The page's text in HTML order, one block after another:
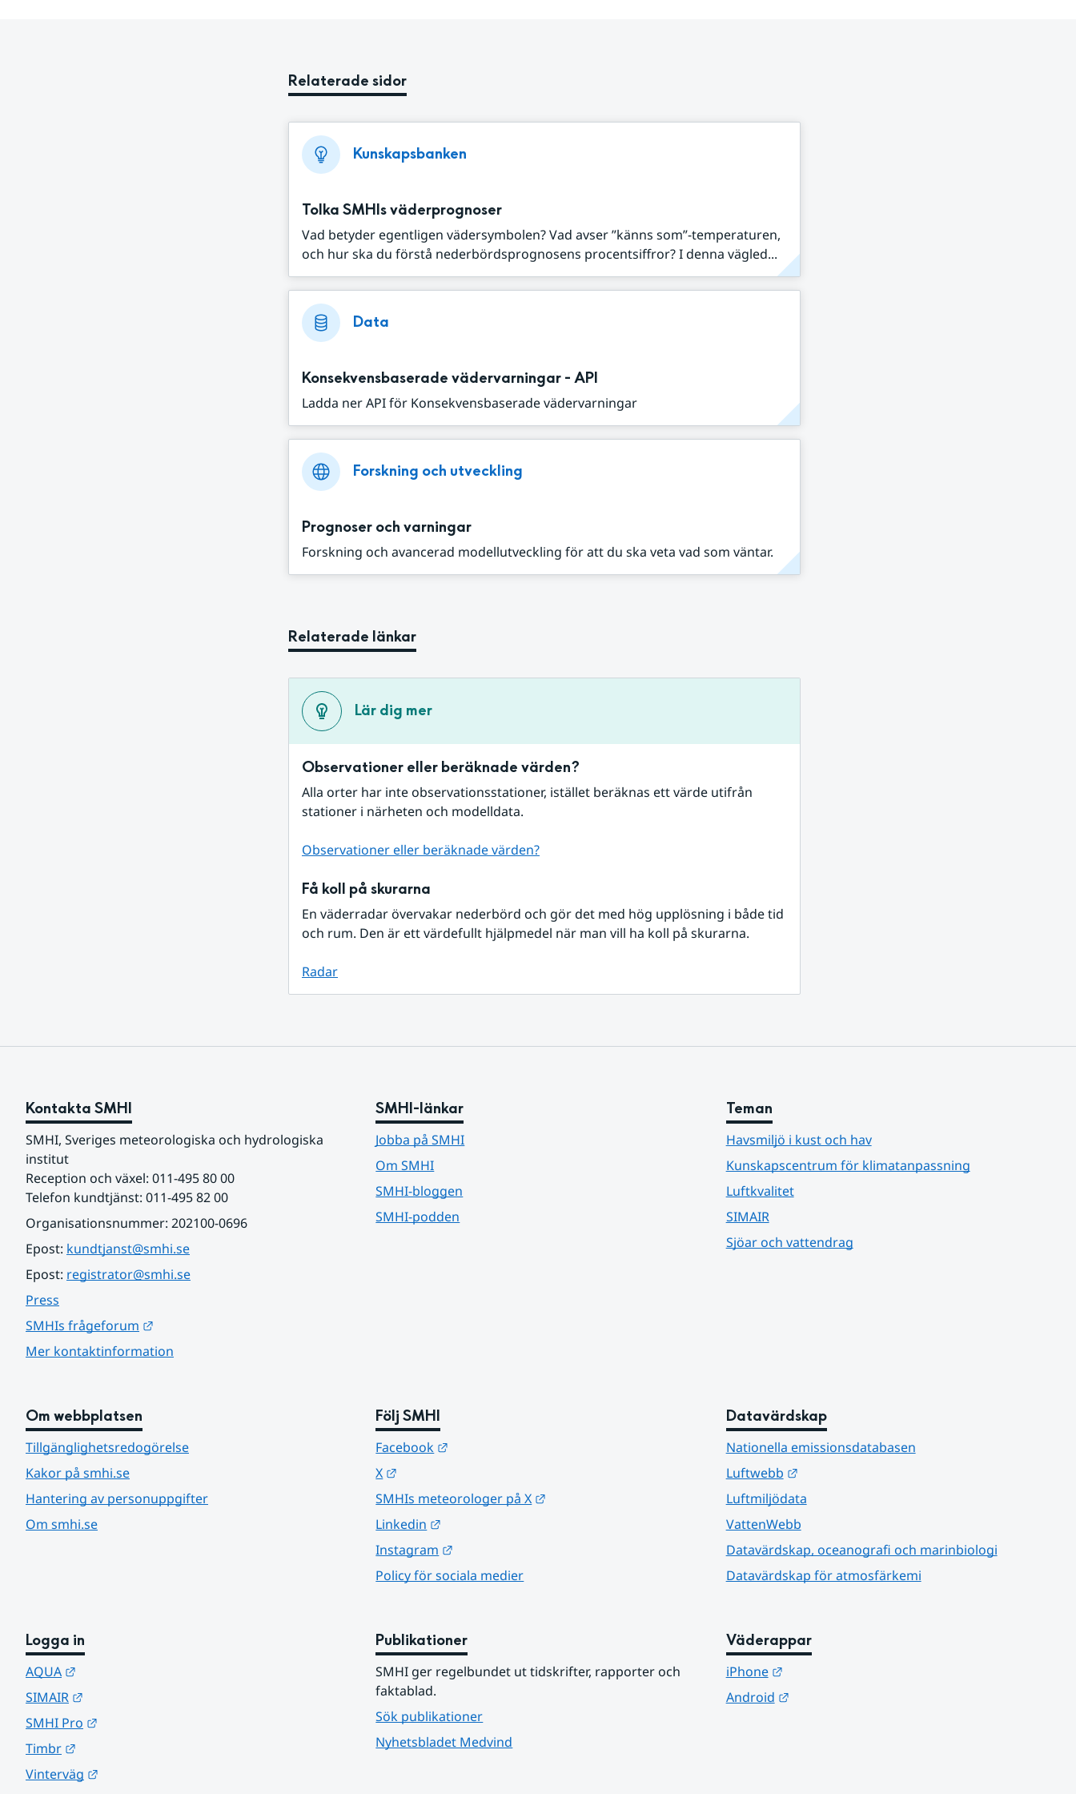
Relaterade sidor
Kunskapsbanken
Tolka SMHIs väderprognoser
Vad betyder egentligen vädersymbolen? Vad avser ”känns som”-temperaturen,
och hur ska du förstå nederbördsprognosens procentsiffror? I denna vägled...
Data
Konsekvensbaserade vädervarningar - API
Ladda ner API för Konsekvensbaserade vädervarningar
Forskning och utveckling
Prognoser och varningar
Forskning och avancerad modellutveckling för att du ska veta vad som väntar.
Relaterade länkar
Lär dig mer
Observationer eller beräknade värden?
Alla orter har inte observationsstationer, istället beräknas ett värde utifrån
stationer i närheten och modelldata.
Observationer eller beräknade värden?
Få koll på skurarna
En väderradar övervakar nederbörd och gör det med hög upplösning i både tid
och rum. Den är ett värdefullt hjälpmedel när man vill ha koll på skurarna.
Radar
Kontakta SMHI
SMHI, Sveriges meteorologiska och hydrologiska
institut
Reception och växel: 011-495 80 00
Telefon kundtjänst: 011-495 82 00
Organisationsnummer: 202100-0696
Epost: kundtjanst@smhi.se
Epost: registrator@smhi.se
Press
SMHIs frågeforum
Mer kontaktinformation
SMHI-länkar
Jobba på SMHI
Om SMHI
SMHI-bloggen
SMHI-podden
Teman
Havsmiljö i kust och hav
Kunskapscentrum för klimatanpassning
Luftkvalitet
SIMAIR
Sjöar och vattendrag
Om webbplatsen
Tillgänglighetsredogörelse
Kakor på smhi.se
Hantering av personuppgifter
Om smhi.se
Följ SMHI
Facebook
X
SMHIs meteorologer på X
Linkedin
Instagram
Policy för sociala medier
Datavärdskap
Nationella emissionsdatabasen
Luftwebb
Länk till annan webbplats.
Luftmiljödata
VattenWebb
Datavärdskap, oceanografi och marinbiologi
Datavärdskap för atmosfärkemi
Logga in
AQUA
SIMAIR
SMHI Pro
Timbr
Vinterväg
Publikationer
SMHI ger regelbundet ut tidskrifter, rapporter och
faktablad.
Sök publikationer
Nyhetsbladet Medvind
Väderappar
iPhone
Länk till annan webbplats.
Android
Länk till annan webbplats.